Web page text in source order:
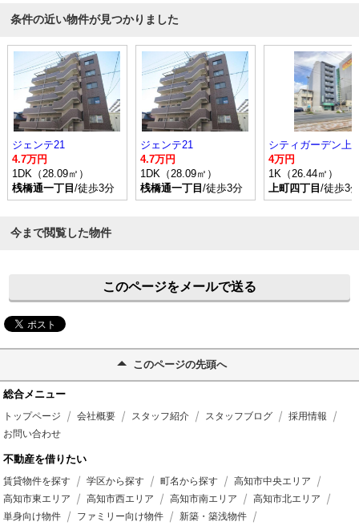
条件の近い物件が見つかりました
ジェンテ21
4.7万円
1DK（28.09㎡）
桟橋通一丁目 /徒歩3分
ジェンテ21
4.7万円
1DK（28.09㎡）
桟橋通一丁目 /徒歩3分
シティガーデン上
4万円
1K（26.44㎡）
上町四丁目 /徒歩3
今まで閲覧した物件
このページをメールで送る
このページの先頭へ
総合メニュー
トップページ 会社概要 スタッフ紹介 スタッフブログ
採用情報
お問い合わせ
不動産を借りたい
賃貸物件を探す 学区から探す 町名から探す
高知市中央エリア
高知市東エリア
高知市西エリア 高知市南エリア
高知市北エリア
単身向け物件
ファミリー向け物件
新築・築浅物件